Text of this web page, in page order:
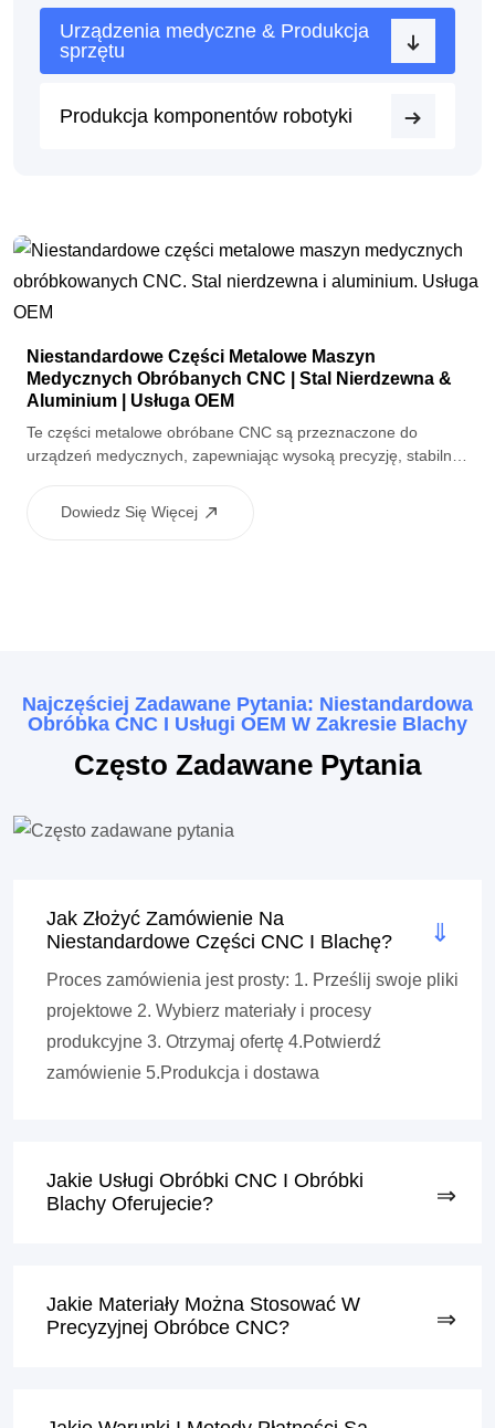
Urządzenia medyczne & Produkcja
sprzętu
Produkcja komponentów robotyki
Niestandardowe Części Metalowe Maszyn
Medycznych Obróbanych CNC | Stal Nierdzewna &
Aluminium | Usługa OEM
Te części metalowe obróbane CNC są przeznaczone do
urządzeń medycznych, zapewniając wysoką precyzję, stabilną
konstrukcyjnych, obudow i złączy stosowanych w urządzeniach
Dowiedz Się Więcej
Najczęściej Zadawane Pytania: Niestandardowa
Obróbka CNC I Usługi OEM W Zakresie Blachy
Często Zadawane Pytania
Jak Złożyć Zamówienie Na
Niestandardowe Części CNC I Blachę?
Proces zamówienia jest prosty: 1. Prześlij swoje pliki
projektowe 2. Wybierz materiały i procesy
produkcyjne 3. Otrzymaj ofertę 4.Potwierdź
zamówienie 5.Produkcja i dostawa
Jakie Usługi Obróbki CNC I Obróbki
Blachy Oferujecie?
Jakie Materiały Można Stosować W
Precyzyjnej Obróbce CNC?